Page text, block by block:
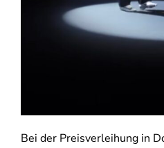
Bei der Preisverleihung in